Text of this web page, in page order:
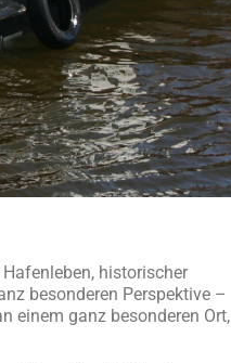
historischer
besonderen Perspektive –
einem ganz besonderen Ort,